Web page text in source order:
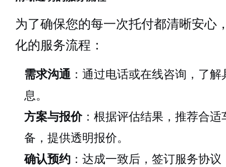
为了确保您的每一次托付都清晰安心
化的服务流程：
需求沟通：通过电话或在线咨询，了
息。
方案与报价：根据评估结果，推荐合适
备，提供透明报价。
确认预约 ：达成一致后，签订服务协